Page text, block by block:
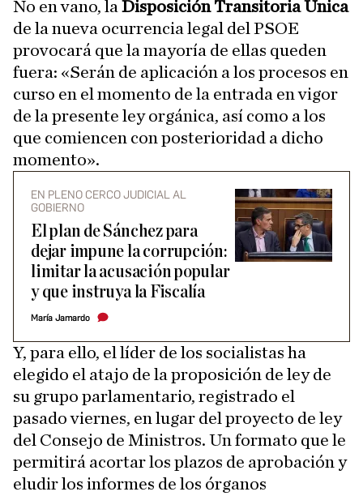
No en vano, la Disposición Transitoria Única
de la nueva ocurrencia legal del PSOE
provocará que la mayoría de ellas queden
fuera: «Serán de aplicación a los procesos en
curso en el momento de la entrada en vigor
de la presente ley orgánica, así como a los
que comiencen con posterioridad a dicho
momento».
EN PLENO CERCO JUDICIAL AL
GOBIERNO
El plan de Sánchez para
dejar impune la corrupción:
limitar la acusación popular
y que instruya la Fiscalía
María Jamardo
Y, para ello, el líder de los socialistas ha
elegido el atajo de la proposición de ley de
su grupo parlamentario, registrado el
pasado viernes, en lugar del proyecto de ley
del Consejo de Ministros. Un formato que le
permitirá acortar los plazos de aprobación y
eludir los informes de los órganos